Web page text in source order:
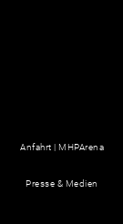
Anfahrt | MHPArena
Presse & Medien